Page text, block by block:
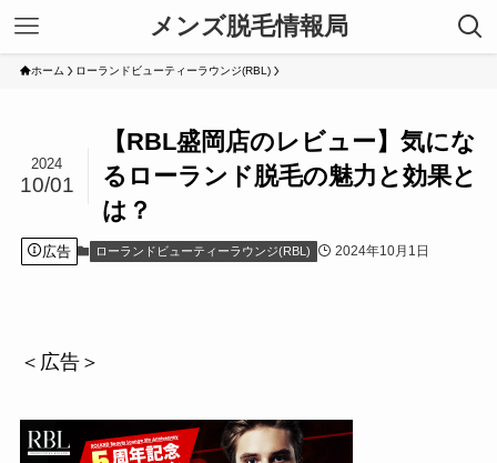
メンズ脱毛情報局
ホーム ローランドビューティーラウンジ(RBL)
【RBL盛岡店のレビュー】気にな
るローランド脱毛の魅力と効果と
は？
2024
10/01
広告 ローランドビューティーラウンジ(RBL) 2024年10月1日
＜広告＞